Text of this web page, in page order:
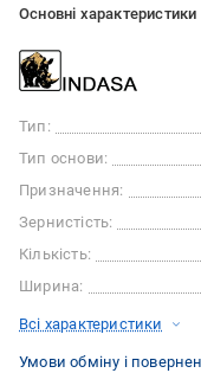
Основні характеристики
Тип:
Тип основи:
Призначення:
Зернистість:
Кількість:
Ширина:
Всі характеристики
Умови обміну і